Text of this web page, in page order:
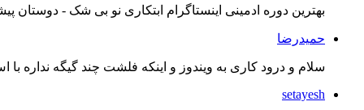
بهترین دوره ادمینی اینستاگرام ابتکاری نو بی شک - دوستان
حمیدرضا
سلام و درود کاری به ویندوز و اینکه فلشت چند گیگه نداره با
setayesh